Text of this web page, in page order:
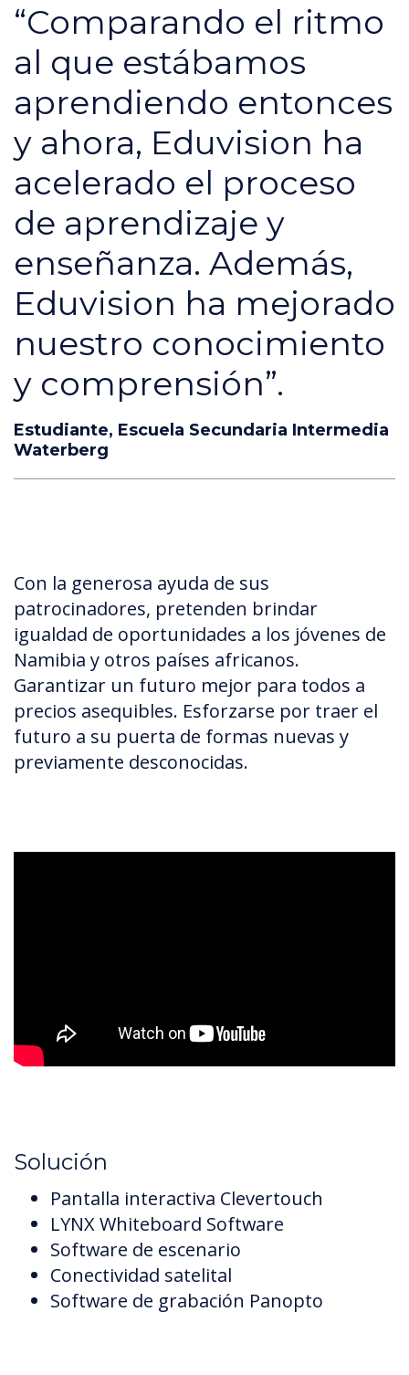
“Comparando el ritmo
al que estábamos
aprendiendo entonces
y ahora, Eduvision ha
acelerado el proceso
de aprendizaje y
enseñanza. Además,
Eduvision ha mejorado
nuestro conocimiento
y comprensión”.
Estudiante, Escuela Secundaria Intermedia
Waterberg
Con la generosa ayuda de sus
patrocinadores, pretenden brindar
igualdad de oportunidades a los jóvenes de
Namibia y otros países africanos.
Garantizar un futuro mejor para todos a
precios asequibles. Esforzarse por traer el
futuro a su puerta de formas nuevas y
previamente desconocidas.
Solución
Pantalla interactiva Clevertouch
LYNX Whiteboard Software
Software de escenario
Conectividad satelital
Software de grabación Panopto